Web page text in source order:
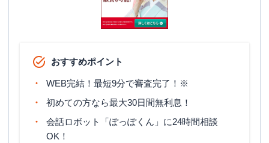
おすすめポイント
WEB完結！最短9分で審査完了！※
初めての方なら最大30日間無利息！
会話ロボット「ぽっぽくん」に24時間相談
OK！